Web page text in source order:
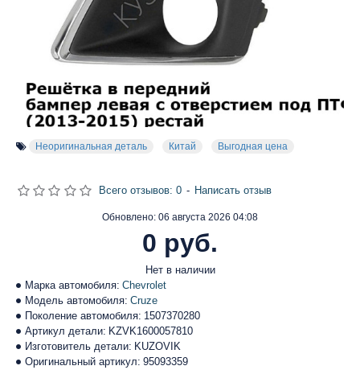
Неоригинальная деталь Китай Выгодная цена
Марка автомобиля: Chevrolet
Модель автомобиля: Cruze
Поколение автомобиля: 1507370280
Артикул детали: KZVK1600057810
Изготовитель детали: KUZOVIK
Оригинальный артикул: 95093359
Обновлено: 06 августа 2026 04:08
Нет в наличии
Всего отзывов: 0 - Написать отзыв
0 руб.